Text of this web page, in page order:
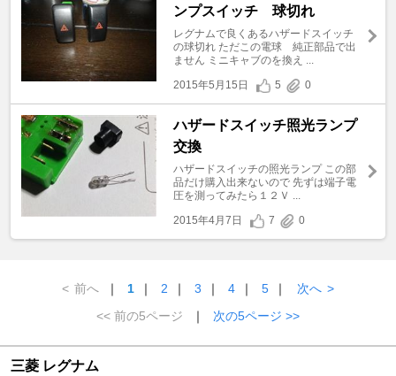
ンプスイッチ 球切れ
レグナムで良くあるハザードスイッチ
の球切れ ただこの電球 純正部品で出
ません ミニキャブのを換え ...
2015年5月15日
5 0
ハザードスイッチ照光ランプ
交換
ハザードスイッチの照光ランプ この部
品だけ購入出来ないので 先ずは端子電
圧を測ってみたら１２Ｖ ...
2015年4月7日
7 0
< 前へ ｜ 1 ｜ 2 ｜ 3 ｜ 4 ｜ 5 ｜ 次へ >
<< 前の5ページ
｜ 次の5ページ >>
三菱 レグナム